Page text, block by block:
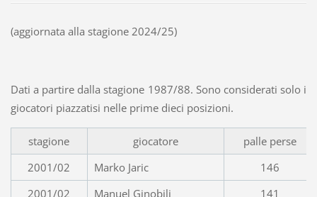
(aggiornata alla stagione 2024/25)
Dati a partire dalla stagione 1987/88. Sono considerati solo i
giocatori piazzatisi nelle prime dieci posizioni.
stagione giocatore
palle perse
2001/02
Marko Jaric
146
2001/02
Manuel Ginobili
141